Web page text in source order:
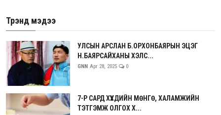
Трэнд мэдээ
УЛСЫН АРСЛАН Б.ОРХОНБАЯРЫН ЭЦЭГ
Н.БАЯРСАЙХАНЫ ХЭЛС...
GNN Apr 28, 2025 0
7-Р САРД ХҮҮХДИЙН МӨНГӨ, ХАЛАМЖИЙН
ТЭТГЭМЖ ОЛГОХ Х...